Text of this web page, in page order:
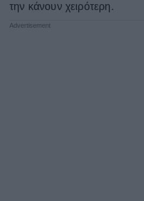
την κάνουν χειρότερη.